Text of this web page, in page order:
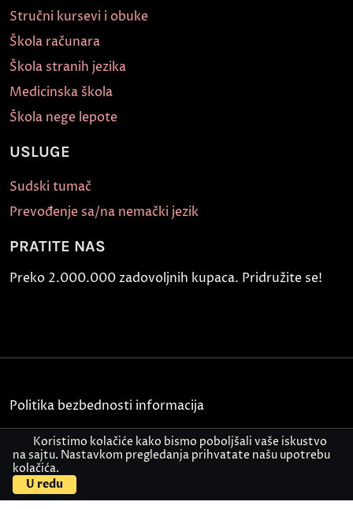
Stručni kursevi i obuke
Škola računara
Škola stranih jezika
Medicinska škola
Škola nege lepote
USLUGE
Sudski tumač
Prevođenje sa/na nemački jezik
PRATITE NAS
Preko 2.000.000 zadovoljnih kupaca. Pridružite se!
Politika bezbednosti informacija
Kontakt
© Akademija Oxford 2026.
Koristimo kolačiće kako bismo poboljšali vaše iskustvo
na sajtu. Nastavkom pregledanja prihvatate našu upotrebu
kolačića.
U redu